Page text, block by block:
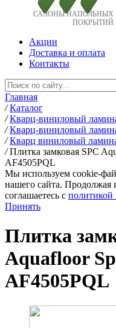
САЛОНЫ НАПОЛЬНЫХ
ПОКРЫТИЙ
Акции
Доставка и оплата
Контакты
Главная
/ Каталог
/ Кварц-виниловый
/ Кварц-виниловый
/ Кварц виниловый
/ Плитка замковая SPC
AF4505PQL
Мы используем cookie-
нашего сайта. Продолжая
соглашаетесь c политикой
Принять
Плитка
Aquafloor
AF4505PQL